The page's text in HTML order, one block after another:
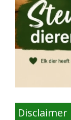
Disclaimer